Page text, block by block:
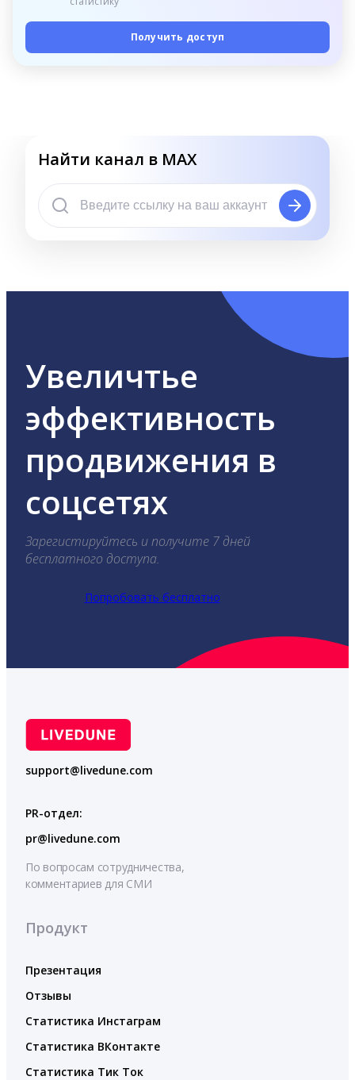
Получить доступ
Найти канал в MAX
Увеличтье
эффективность
продвижения в
соцсетях
Зарегистируйтесь и получите 7 дней
бесплатного доступа.
Попробовать бесплатно
support@livedune.com
PR-отдел:
pr@livedune.com
По вопросам сотрудничества,
комментариев для СМИ
Продукт
Презентация
Отзывы
Статистика Инстаграм
Статистика ВКонтакте
Статистика Тик Ток